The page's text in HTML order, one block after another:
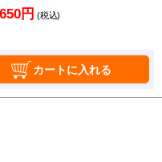
650円 (税込)
カートに入れる